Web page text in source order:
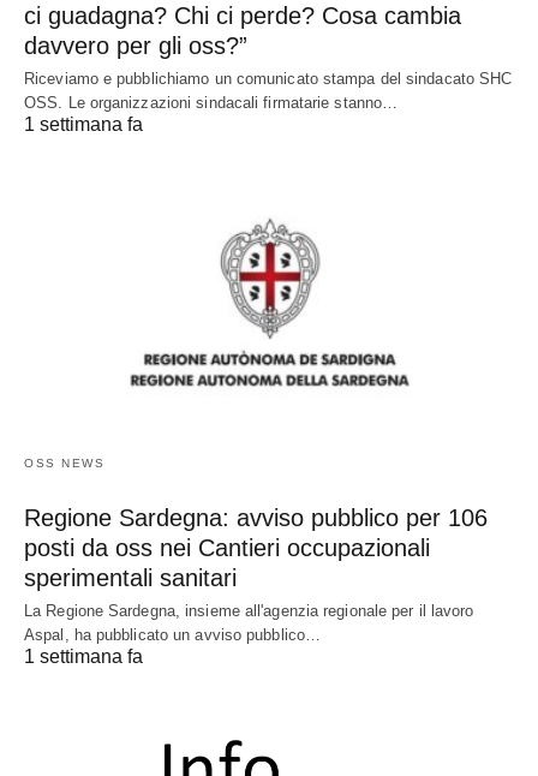
ci guadagna? Chi ci perde? Cosa cambia
davvero per gli oss?”
Riceviamo e pubblichiamo un comunicato stampa del sindacato SHC
OSS. Le organizzazioni sindacali firmatarie stanno…
1 settimana fa
OSS NEWS
Regione Sardegna: avviso pubblico per 106
posti da oss nei Cantieri occupazionali
sperimentali sanitari
La Regione Sardegna, insieme all'agenzia regionale per il lavoro
Aspal, ha pubblicato un avviso pubblico…
1 settimana fa